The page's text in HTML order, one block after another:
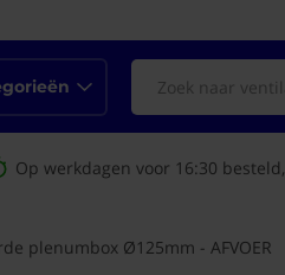
Op werkdagen voor 16:30 besteld,
plenumbox Ø125mm - AFVOER